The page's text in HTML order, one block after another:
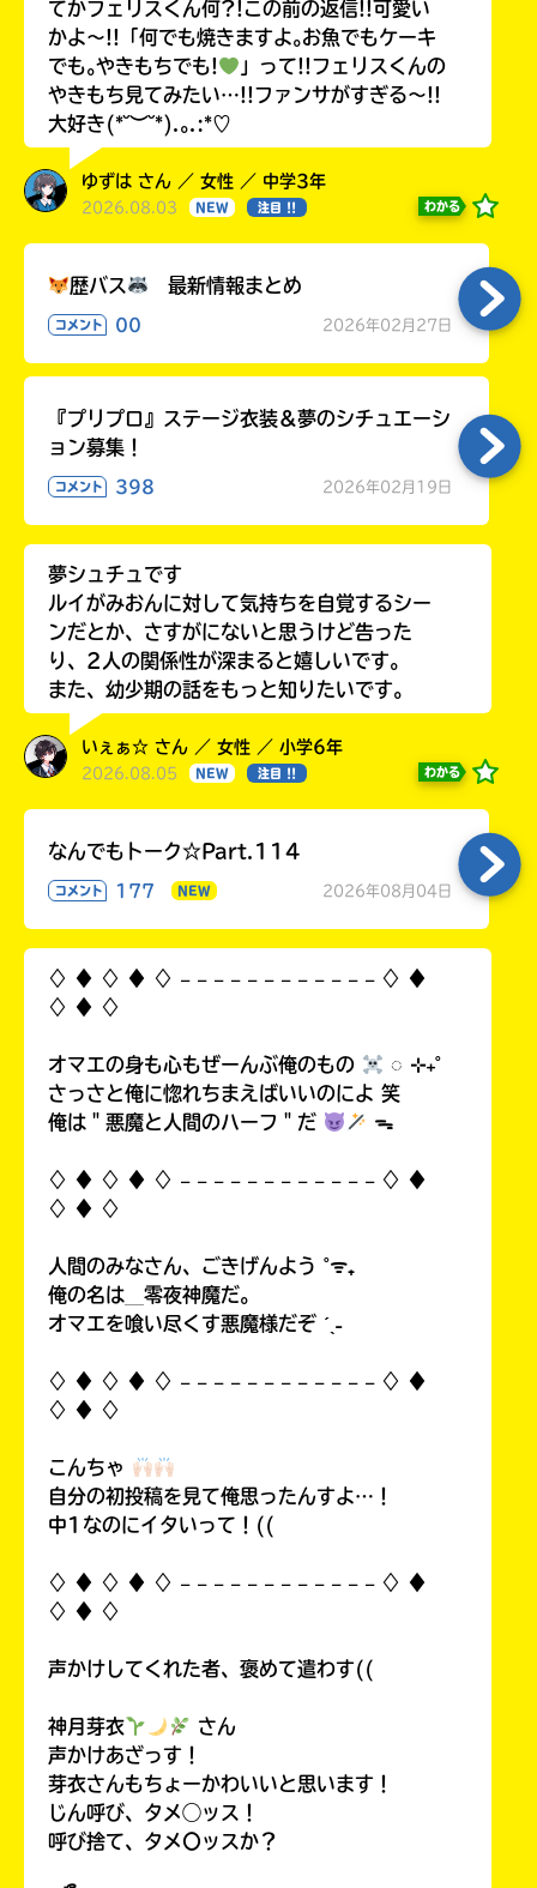
てかフェリスくん何?!この前の返信!!可愛い
かよ〜!!「何でも焼きますよ｡お魚でもケーキ
でも｡やきもちでも!
」って!!フェリスくんの
やきもち見てみたい…!!ファンサがすぎる〜!!
大好き(*˘︶˘*).｡.:*♡
ゆずは さん ／ 女性 ／ 中学3年
2026.08.03 NEW 注目 !! わかる
歴バス 最新情報まとめ
コメント 00 2026年02月27日
『プリプロ』ステージ衣装＆夢のシチュエーシ
ョン募集！
コメント 398 2026年02月19日
夢シュチュです
ルイがみおんに対して気持ちを自覚するシー
ンだとか、さすがにないと思うけど告った
り、2人の関係性が深まると嬉しいです。
また、幼少期の話をもっと知りたいです。
いぇぁ☆ さん ／ 女性 ／ 小学6年
2026.08.05 NEW 注目 !! わかる
なんでもトーク☆Part.114
コメント 177 NEW 2026年08月04日
♢ ♦︎ ♢ ♦︎ ♢ 𓐄 𓐄 𓐄 𓐄 𓐄 𓐄 𓐄 𓐄 𓐄 𓐄 𓐄 𓐄 ♢ ♦︎
♢ ♦︎ ♢
オマエの身も心もぜーんぶ俺のもの
◌ ⊹₊˚
さっさと俺に惚れちまえばいいのによ 笑
俺は＂悪魔と人間のハーフ＂だ
ᯓ
♢ ♦︎ ♢ ♦︎ ♢ 𓐄 𓐄 𓐄 𓐄 𓐄 𓐄 𓐄 𓐄 𓐄 𓐄 𓐄 𓐄 ♢ ♦︎
♢ ♦︎ ♢
人間のみなさん、ごきげんよう ˚ᯤ₊
俺の名は＿零夜神魔だ。
オマエを喰い尽くす悪魔様だぞ ˊˎ˗
♢ ♦︎ ♢ ♦︎ ♢ 𓐄 𓐄 𓐄 𓐄 𓐄 𓐄 𓐄 𓐄 𓐄 𓐄 𓐄 𓐄 ♢ ♦︎
♢ ♦︎ ♢
こんちゃ
自分の初投稿を見て俺思ったんすよ…！
中1なのにイタいって！((
♢ ♦︎ ♢ ♦︎ ♢ 𓐄 𓐄 𓐄 𓐄 𓐄 𓐄 𓐄 𓐄 𓐄 𓐄 𓐄 𓐄 ♢ ♦︎
♢ ♦︎ ♢
声かけしてくれた者、褒めて遣わす((
神月芽衣
さん
声かけあざっす！
芽衣さんもちょーかわいいと思います！
じん呼び、タメ◯ッス！
呼び捨て、タメ〇ッスか？